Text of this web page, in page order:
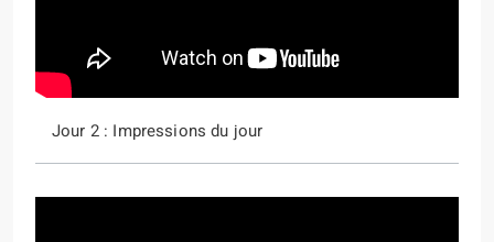
Jour 2 : Impressions du jour